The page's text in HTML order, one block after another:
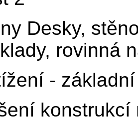
Desky,
rovinná
-
konstrukcí